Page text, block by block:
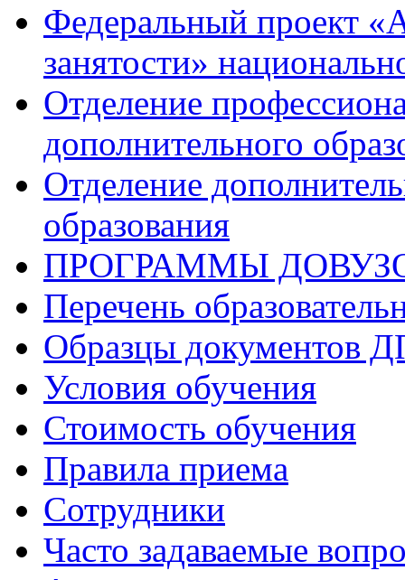
Федеральный проект
занятости»
Отделение
дополнительного
Отделение
образования
ПРОГРАММЫ
Перечень
Образцы документов
Условия обучения
Стоимость обучения
Правила приема
Сотрудники
Часто задаваемые